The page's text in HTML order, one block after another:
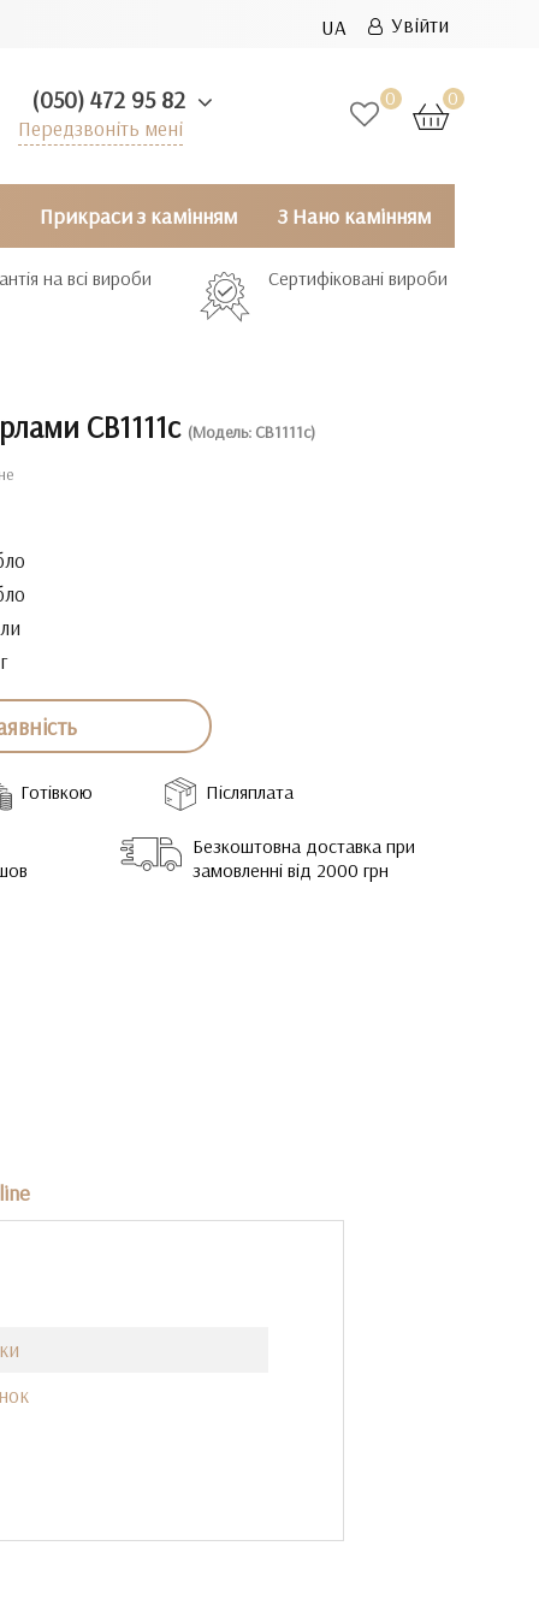
UA Увійти
0 0
(050) 472 95 82
Передзвоніть мені
Прикраси з камінням З Нано камінням
на всі вироби Сертифіковані вироби
СВ1111с (Модель: СВ1111с)
Готівкою Післяплата
Безкоштовна доставка при
замовленні від 2000 грн